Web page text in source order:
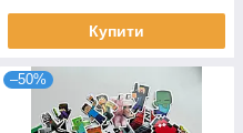
Купити
–50%